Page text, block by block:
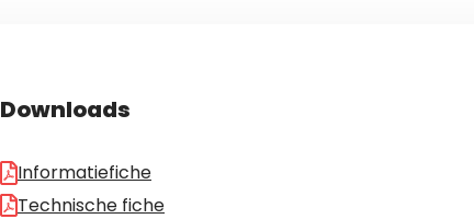
Downloads
Informatiefiche
Technische fiche